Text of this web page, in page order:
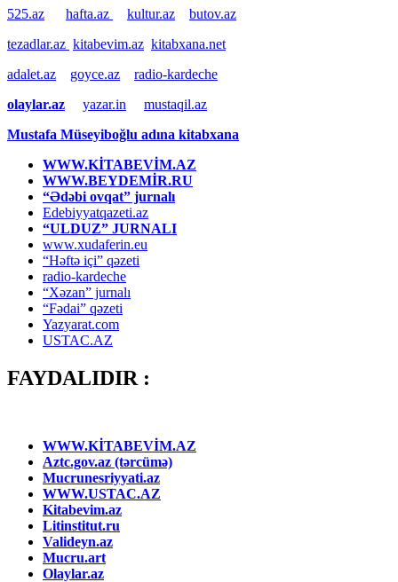
525.az hafta.az kultur.az
butov.az
tezadlar.az kitabevim.az kitabxana.net
adalet.az
goyce.az
radio-kardeche
olaylar.az
yazar.in
mustaqil.az
Mustafa Müseyiboğlu adına kitabxana
WWW.KİTABEVİM.AZ
WWW.BEYDEMİR.RU
“Ədəbi ovqat” jurnalı
Edebiyyatqazeti.az
“ULDUZ” JURNALI
www.xudaferin.eu
“Həftə içi” qəzeti
radio-kardeche
“Xəzan” jurnalı
“Fədai” qəzeti
Yazyarat.com
USTAC.AZ
FAYDALIDIR :
WWW.KİTABEVİM.AZ
Aztc.gov.az (tərcümə)
Mucrunesriyyati.az
WWW.USTAC.AZ
Kitabevim.az
Litinstitut.ru
Valideyn.az
Mucru.art
Olaylar.az